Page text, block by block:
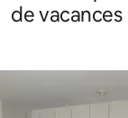
de vacances